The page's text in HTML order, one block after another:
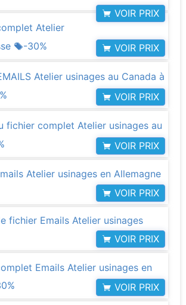
VOIR PRIX
Atelier
-30% VOIR PRIX
Atelier usinages au Canada à
VOIR PRIX
fichier complet Atelier usinages au
VOIR PRIX
Atelier usinages en Allemagne
VOIR PRIX
fichier Emails Atelier usinages
VOIR PRIX
Emails Atelier usinages en
VOIR PRIX